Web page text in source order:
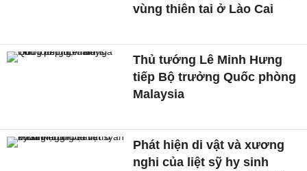
vùng thiên tai ở Lào Cai
Thủ tướng Lê Minh Hưng
tiếp Bộ trưởng Quốc phòng
Malaysia
Phát hiện di vật và xương
nghi của liệt sỹ hy sinh